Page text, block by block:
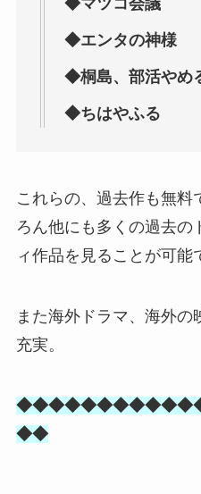
◆マツコ会議
◆エンタの神様
◆桐島、部活やめ
◆ちはやふる
これらの、過去作も無料
ろん他にも多くの過去の
ィ作品を見ることが可能
また海外ドラマ、海外の
充実。
◆◆